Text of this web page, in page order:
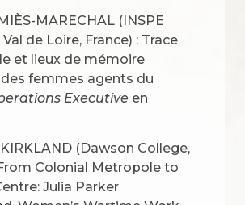
MARECHAL (INSPE
de Loire, France) : Trace
et lieux de mémoire
femmes agents du
Executive en
(Dawson College,
Colonial Metropole to
Julia Parker